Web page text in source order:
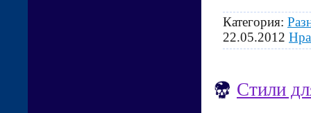
Категория:
22.05.2012
Стили